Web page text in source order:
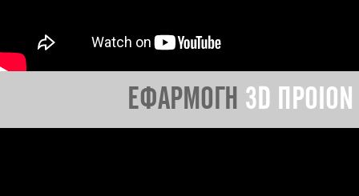
ΕΦΑΡΜΟΓΗ 3D ΠΡΟΙΟΝ